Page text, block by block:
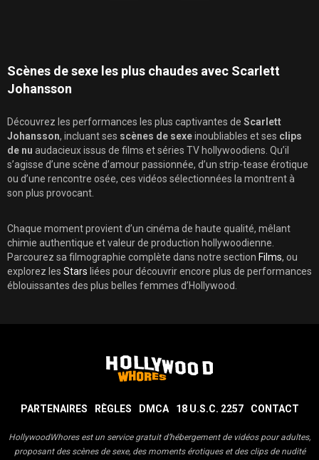
Scènes de sexe les plus chaudes avec Scarlett
Johansson
Découvrez les performances les plus captivantes de Scarlett
Johansson, incluant ses scènes de sexeinoubliables et ses clips
de nu audacieux issus de films et séries TV hollywoodiens. Qu’il
s’agisse d’une scène d’amour passionnée, d’un strip-tease érotique
ou d’une rencontre osée, ces vidéos sélectionnées la montrent à
son plus provocant.
Chaque moment provient d’un cinéma de haute qualité, mêlant
chimie authentique et valeur de production hollywoodienne.
Parcourez sa filmographie complète dans notre section Films, ou
explorez les Stars liées pour découvrir encore plus de performances
éblouissantes des plus belles femmes d’Hollywood.
PARTENAIRES RÈGLES DMCA 18 U.S.C. 2257 CONTACT
HollywoodWhores est un service gratuit d’hébergement de vidéos pour adultes,
proposant des scènes de sexe, des moments érotiques et des clips de nudité